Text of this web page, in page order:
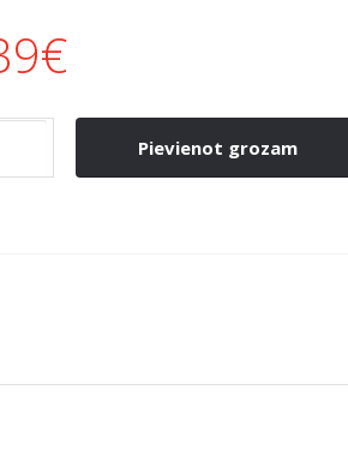
€
Pievienot grozam